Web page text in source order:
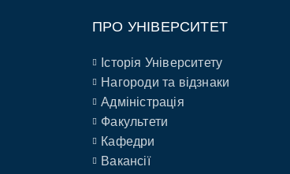
ПРО УНІВЕРСИТЕТ
Історія Університету
Нагороди та відзнаки
Адміністрація
Факультети
Кафедри
Вакансії